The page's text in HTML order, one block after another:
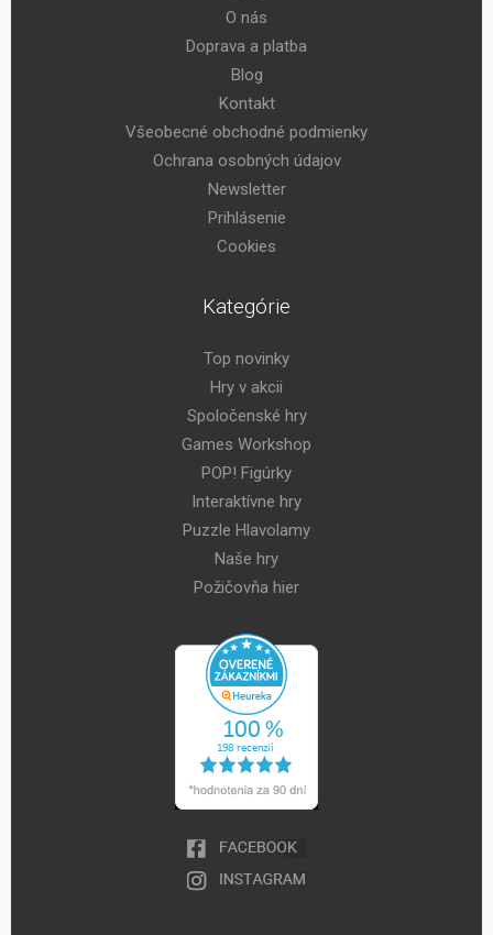
O nás
Doprava a platba
Blog
Kontakt
Všeobecné obchodné podmienky
Ochrana osobných údajov
Newsletter
Prihlásenie
Cookies
Kategórie
Top novinky
Hry v akcii
Spoločenské hry
Games Workshop
POP! Figúrky
Interaktívne hry
Puzzle Hlavolamy
Naše hry
Požičovňa hier